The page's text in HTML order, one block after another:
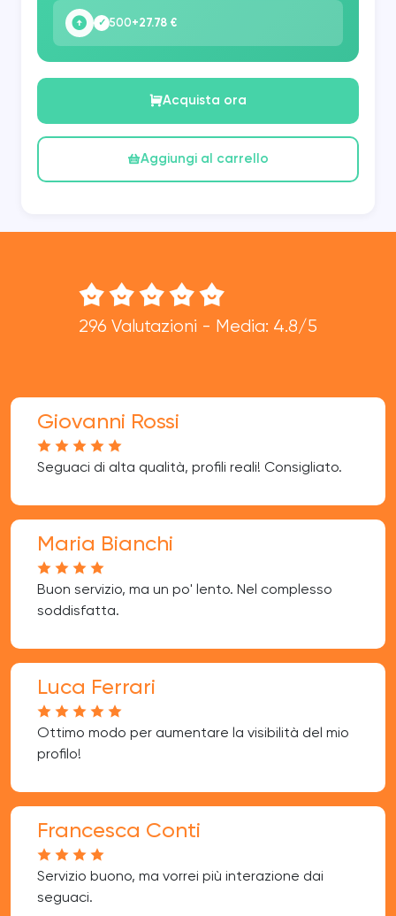
✓ 500+27.78 €
Acquista ora
Aggiungi al carrello
296 Valutazioni - Media: 4.8/5
Giovanni Rossi
Seguaci di alta qualità, profili reali! Consigliato.
Maria Bianchi
Buon servizio, ma un po' lento. Nel complesso
soddisfatta.
Luca Ferrari
Ottimo modo per aumentare la visibilità del mio
profilo!
Francesca Conti
Servizio buono, ma vorrei più interazione dai
seguaci.